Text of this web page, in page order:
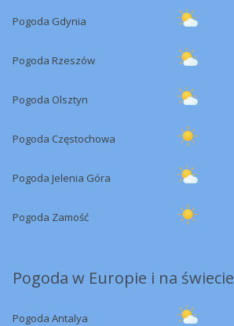
Pogoda Gdynia
Pogoda Rzeszów
Pogoda Olsztyn
Pogoda Częstochowa
Pogoda Jelenia Góra
Pogoda Zamość
Pogoda w Europie i na świecie
Pogoda Antalya